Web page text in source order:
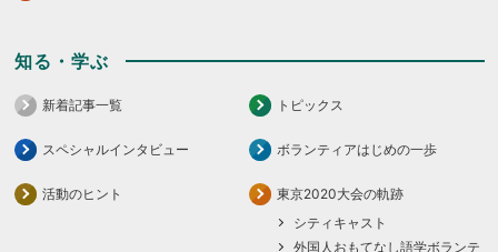
知る・学ぶ
新着記事一覧 トピックス
スペシャルインタビュー ボランティアはじめの一歩
活動のヒント
東京2020大会の軌跡
シティキャスト
外国人おもてなし語学ボランテ